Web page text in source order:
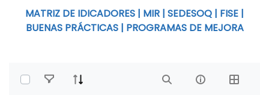
MATRIZ DE IDICADORES | MIR | SEDESOQ | FISE |
BUENAS PRÁCTICAS| PROGRAMAS DE MEJORA
SELECCIONAR ELEMENTOS